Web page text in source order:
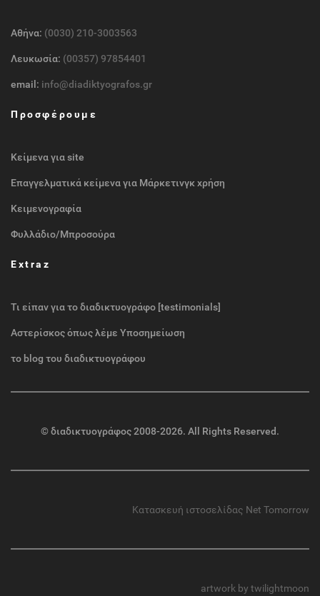
Αθήνα: (0030) 210-3003563
Λευκωσία: (00357) 97854401
email: info@diadiktyografos.gr
Προσφέρουμε
Κείμενα για site
Επαγγελματικά κείμενα για Μάρκετινγκ χρήση
Κειμενογραφία
Φυλλάδιο/Μπροσούρα
Extraz
Τι είπαν για το διαδικτυογράφο [testimonials]
Αστερίσκος όπως λέμε Υποσημείωση
το blog του διαδικτυογράφου
©διαδικτυογράφος2008-2026. All Rights Reserved.
Κατασκευή ιστοσελίδας Net Tomorrow
artwork by twilightmoon